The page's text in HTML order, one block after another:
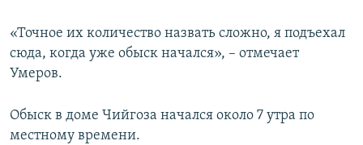
«Точное их количество назвать сложно, я подъехал
сюда, когда уже обыск начался», – отмечает
Умеров.
Обыск в доме Чийгоза начался около 7 утра по
местному времени.